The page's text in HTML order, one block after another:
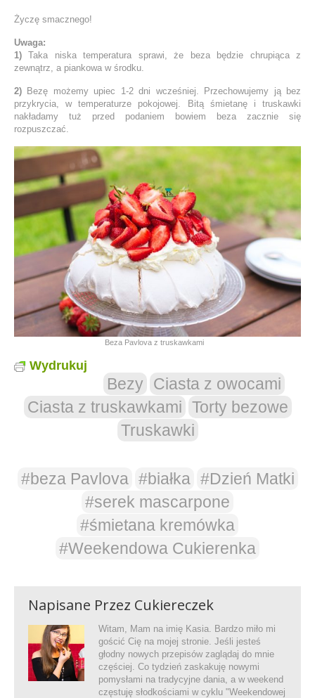
Życzę smacznego!
Uwaga:
1) Taka niska temperatura sprawi, że beza będzie chrupiąca z
zewnątrz, a piankowa w środku.
2) Bezę możemy upiec 1-2 dni wcześniej. Przechowujemy ją bez
przykrycia, w temperaturze pokojowej. Bitą śmietanę i truskawki
nakładamy tuż przed podaniem bowiem beza zacznie się
rozpuszczać.
Beza Pavlova z truskawkami
Wydrukuj
Bezy
Ciasta z owocami
Ciasta z truskawkami Torty bezowe
Truskawki
#beza Pavlova #białka #Dzień Matki
#serek mascarpone
#śmietana kremówka
#Weekendowa Cukierenka
Napisane Przez Cukiereczek
Witam, Mam na imię Kasia. Bardzo miło mi
gościć Cię na mojej stronie. Jeśli jesteś
głodny nowych przepisów zaglądaj do mnie
częściej. Co tydzień zaskakuję nowymi
pomysłami na tradycyjne dania, a w weekend
częstuję słodkościami w cyklu "Weekendowej